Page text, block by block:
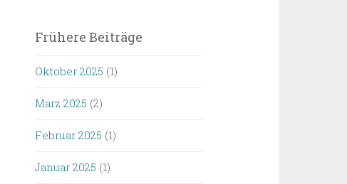
Frühere Beiträge
Oktober 2025 (1)
März 2025 (2)
Februar 2025 (1)
Januar 2025 (1)